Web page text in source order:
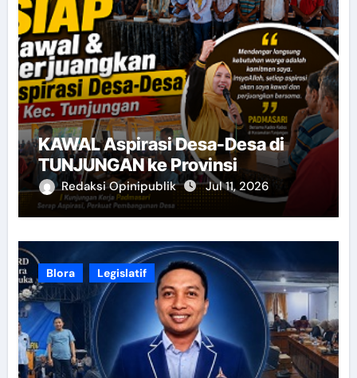
KAWAL Aspirasi Desa-Desa di
TUNJUNGAN ke Provinsi
Redaksi Opinipublik Jul 11, 2026
Blora Legislatif